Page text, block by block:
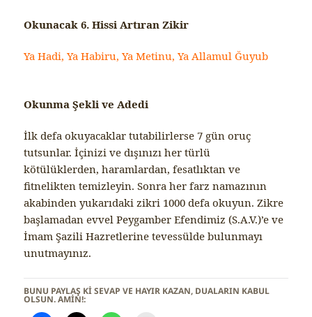
Okunacak 6. Hissi Artıran Zikir
Ya Hadi, Ya Habiru, Ya Metinu, Ya Allamul Ğuyub
Okunma Şekli ve Adedi
İlk defa okuyacaklar tutabilirlerse 7 gün oruç
tutsunlar. İçinizi ve dışınızı her türlü
kötülüklerden, haramlardan, fesatlıktan ve
fitnelikten temizleyin. Sonra her farz namazının
akabinden yukarıdaki zikri 1000 defa okuyun. Zikre
başlamadan evvel Peygamber Efendimiz (S.A.V.)’e ve
İmam Şazili Hazretlerine tevessülde bulunmayı
unutmayınız.
BUNU PAYLAŞ KI SEVAP VE HAYIR KAZAN, DUALARIN KABUL
OLSUN. AMİN!: